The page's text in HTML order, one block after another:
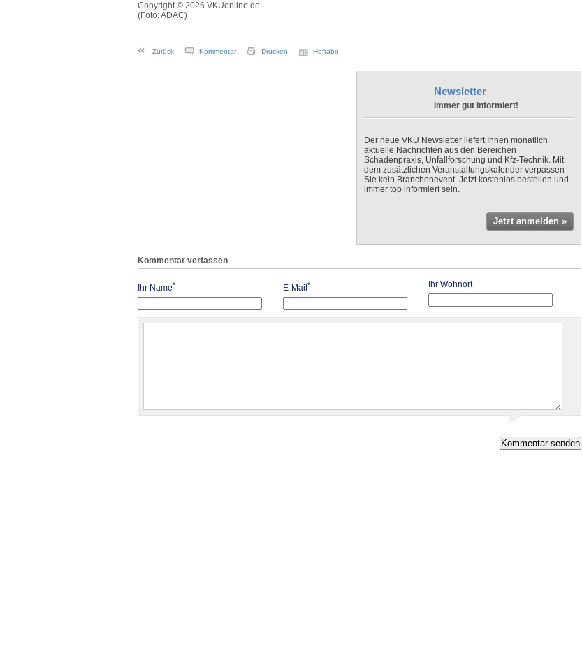
Copyright © 2026 VKUonline.de
(Foto: ADAC)
Zurück Kommentar Drucken Heftabo
Newsletter
Immer gut informiert!
Der neue VKU Newsletter liefert Ihnen monatlich
aktuelle Nachrichten aus den Bereichen
Schadenpraxis, Unfallforschung und Kfz-Technik. Mit
dem zusätzlichen Veranstaltungskalender verpassen
Sie kein Branchenevent. Jetzt kostenlos bestellen und
immer top informiert sein.
Jetzt anmelden »
Kommentar verfassen
Ihr Name* E-Mail* Ihr Wohnort